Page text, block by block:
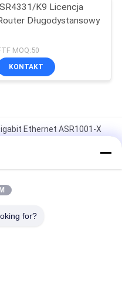
ISR4331/K9 Licencja
Długodystansowy
MOQ:50
KONTAKT
Ethernet ASR1001-X
X 40GE moduł sieciowy
4G DRAM Wifi Range
for?